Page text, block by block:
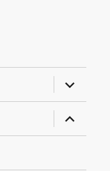
almenü
almenü